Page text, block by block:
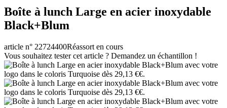
Boîte à lunch Large en acier inoxydable
Black+Blum
article n° 22724400Réassort en cours
Vous souhaitez tester cet article ? Demandez un échantillon !